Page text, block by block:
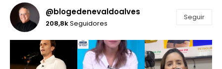
@blogedenevaldoalves
208,8kSeguidores
Seguir